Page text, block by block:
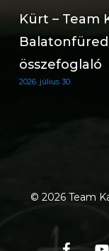
Kürt – Team
összefoglaló
2026. július 30.
© 2026 Team
facebook